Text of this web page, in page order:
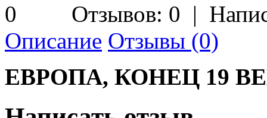
Отзывов: 0 |
Описание Отзывы (0)
ЕВРОПА, КОНЕЦ 19